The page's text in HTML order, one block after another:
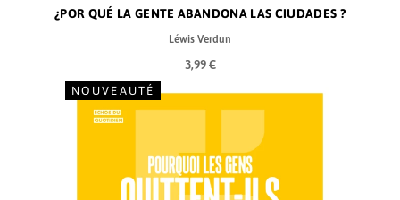
¿POR QUÉ LA GENTE ABANDONA LAS CIUDADES ?
Léwis Verdun
3,99 €
NOUVEAUTÉ